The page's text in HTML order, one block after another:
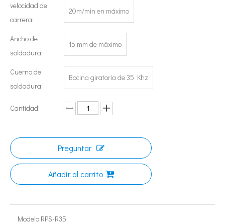
velocidad de
carrera:
20m/min en máximo
Ancho de
soldadura:
15 mm de máximo
Cuerno de
soldadura:
Bocina giratoria de 35 Khz
Cantidad:
Preguntar
Añadir al carrito
Modelo:RPS-R35